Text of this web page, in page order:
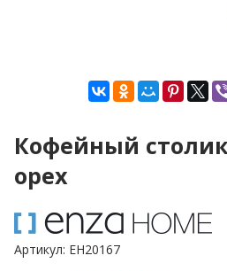
Кофейный
орех
Артикул: EH20167